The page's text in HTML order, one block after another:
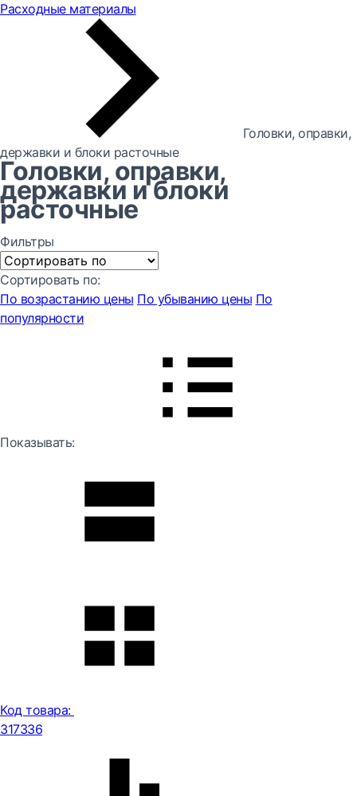
Расходные материалы
Головки, оправки,
державки и блоки расточные
Головки, оправки,
державки и блоки
расточные
Фильтры
Сортировать по:
По возрастанию цены По убыванию цены По
популярности
Показывать:
Код товара:
317336